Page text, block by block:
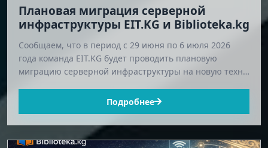
Плановая миграция серверной
инфраструктуры EIT.KG и Biblioteka.kg
Сообщаем, что в период с 29 июня по 6 июля 2026
года команда EIT.KG будет проводить плановую
миграцию серверной инфраструктуры на новую техн…
Подробнее